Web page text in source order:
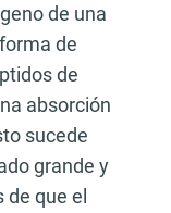
de una
de
de
absorción
sucede
grande y
de que el